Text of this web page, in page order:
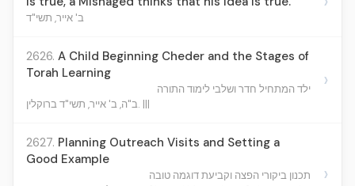
ב' אייר, תשי"ד
2626. A Child Beginning Cheder and the Stages of
Torah Learning
ילד המתחיל חדר ושלבי לימוד התורה
ב"ה, ב' אייר, תשי"ד ברוקלין. |||
›
2627. Planning Outreach Visits and Setting a
Good Example
תכנון ביקורי הפצה וקביעת דוגמה טובה
›